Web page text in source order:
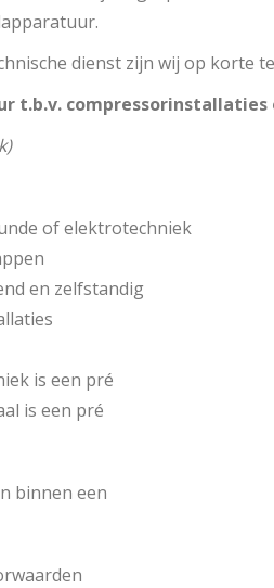
dienst zijn wij op korte
t.b.v.
of elektrotechniek
en zelfstandig
is een pré
is een pré
binnen een